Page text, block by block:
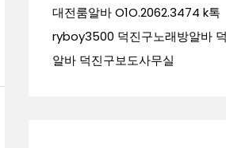
대전룸알바 O1O.2062.3474 k톡
ryboy3500 덕진구노래방알바
알바 덕진구보도사무실